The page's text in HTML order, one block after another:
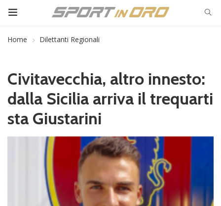
Home Dilettanti Regionali
Civitavecchia, altro innesto:
dalla Sicilia arriva il trequarti
sta Giustarini